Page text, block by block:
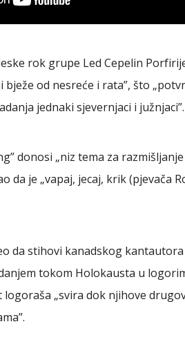
rok grupe Led Cepelin
bježe od nesreće i rata”, što
jednaki sjevernjaci i južnjaci”.
donosi „niz tema za
da je „vapaj, jecaj, krik (pjevača
da stihovi kanadskog
tokom Holokausta u
logoraša „svira dok njihove